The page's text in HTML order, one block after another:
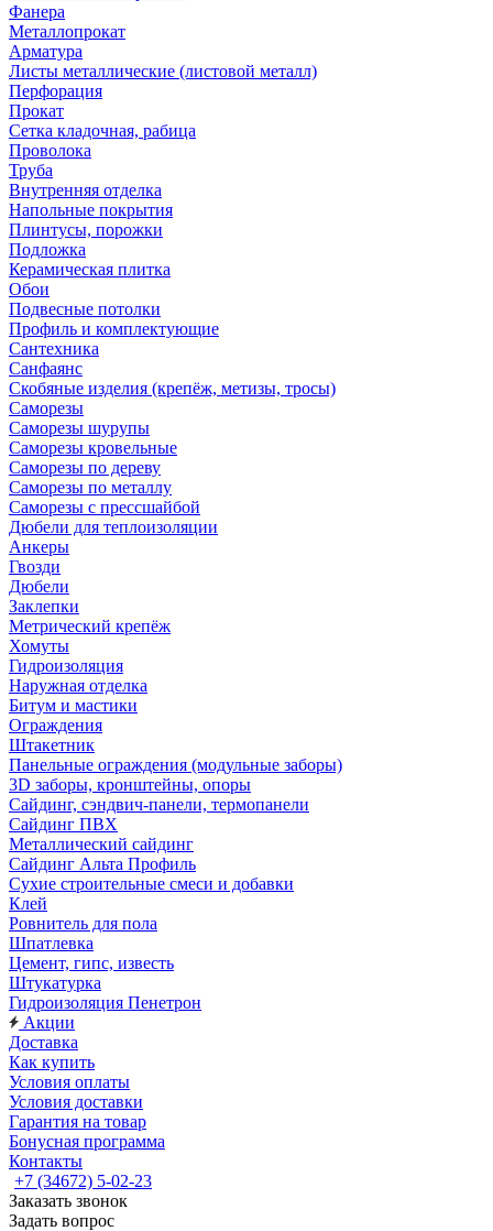
Фанера
Металлопрокат
Арматура
Листы металлические (листовой металл)
Перфорация
Прокат
Сетка кладочная, рабица
Проволока
Труба
Внутренняя отделка
Напольные покрытия
Плинтусы, порожки
Подложка
Керамическая плитка
Обои
Подвесные потолки
Профиль и комплектующие
Сантехника
Санфаянс
Скобяные изделия (крепёж, метизы, тросы)
Саморезы
Саморезы шурупы
Саморезы кровельные
Саморезы по дереву
Саморезы по металлу
Саморезы с прессшайбой
Дюбели для теплоизоляции
Анкеры
Гвозди
Дюбели
Заклепки
Метрический крепёж
Хомуты
Гидроизоляция
Наружная отделка
Битум и мастики
Ограждения
Штакетник
Панельные ограждения (модульные заборы)
3D заборы, кронштейны, опоры
Cайдинг, сэндвич-панели, термопанели
Сайдинг ПВХ
Металлический сайдинг
Сайдинг Альта Профиль
Сухие строительные смеси и добавки
Клей
Ровнитель для пола
Шпатлевка
Цемент, гипс, известь
Штукатурка
Гидроизоляция Пенетрон
Акции
Доставка
Как купить
Условия оплаты
Условия доставки
Гарантия на товар
Бонусная программа
Контакты
+7 (34672) 5-02-23
Заказать звонок
Задать вопрос